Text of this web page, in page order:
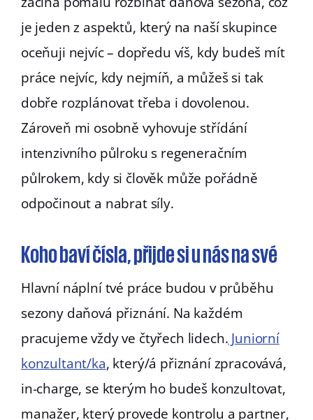
je jeden z aspektů, který na naší skupince
oceňuji nejvíc –⁠ dopředu víš, kdy budeš mít
práce nejvíc, kdy nejmíň, a můžeš si tak
dobře rozplánovat třeba i dovolenou.
Zároveň mi osobně vyhovuje střídání
intenzivního půlroku s regeneračním
půlrokem, kdy si člověk může pořádně
odpočinout a nabrat síly.
Koho baví čísla, přijde si u nás na své
Hlavní náplní tvé práce budou v průběhu
sezony daňová přiznání. Na každém
pracujeme vždy ve čtyřech lidech. Juniorní
konzultant/ka, který/á přiznání zpracovává,
in-charge, se kterým ho budeš konzultovat,
manažer, který provede kontrolu a partner,